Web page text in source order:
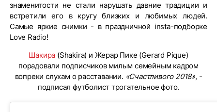
знаменитости не стали нарушать давние традиции и
встретили его в кругу близких и любимых людей.
Самые яркие снимки - в праздничной insta-подборке
Love Radio!
Шакира (Shakira) и Жерар Пике (Gerard Pique)
порадовали подписчиков милым семейным кадром
вопреки слухам о расставании. «Счастливого 2018», -
подписал футболист трогательное фото.